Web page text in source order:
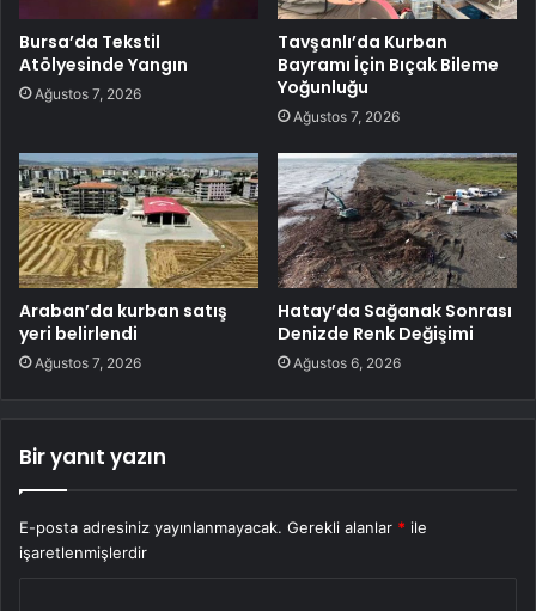
Bursa’da Tekstil
Atölyesinde Yangın
Ağustos 7, 2026
Tavşanlı’da Kurban
Bayramı İçin Bıçak Bileme
Yoğunluğu
Ağustos 7, 2026
Araban’da kurban satış
yeri belirlendi
Ağustos 7, 2026
Hatay’da Sağanak Sonrası
Denizde Renk Değişimi
Ağustos 6, 2026
Bir yanıt yazın
E-posta adresiniz yayınlanmayacak. Gerekli alanlar * ile
işaretlenmişlerdir